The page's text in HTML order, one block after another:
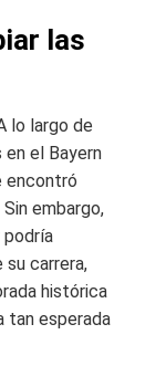
las
lo largo de
el Bayern
encontró
embargo,
carrera,
histórica
tan esperada